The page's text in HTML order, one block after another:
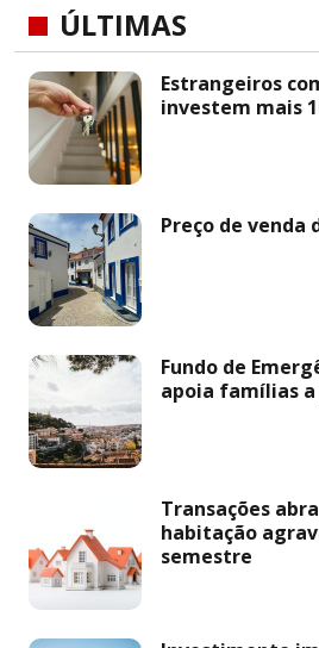
ÚLTIMAS
Estrangeiros
investem mais
Preço de venda
Fundo de
apoia famílias
Transações
habitação
semestre